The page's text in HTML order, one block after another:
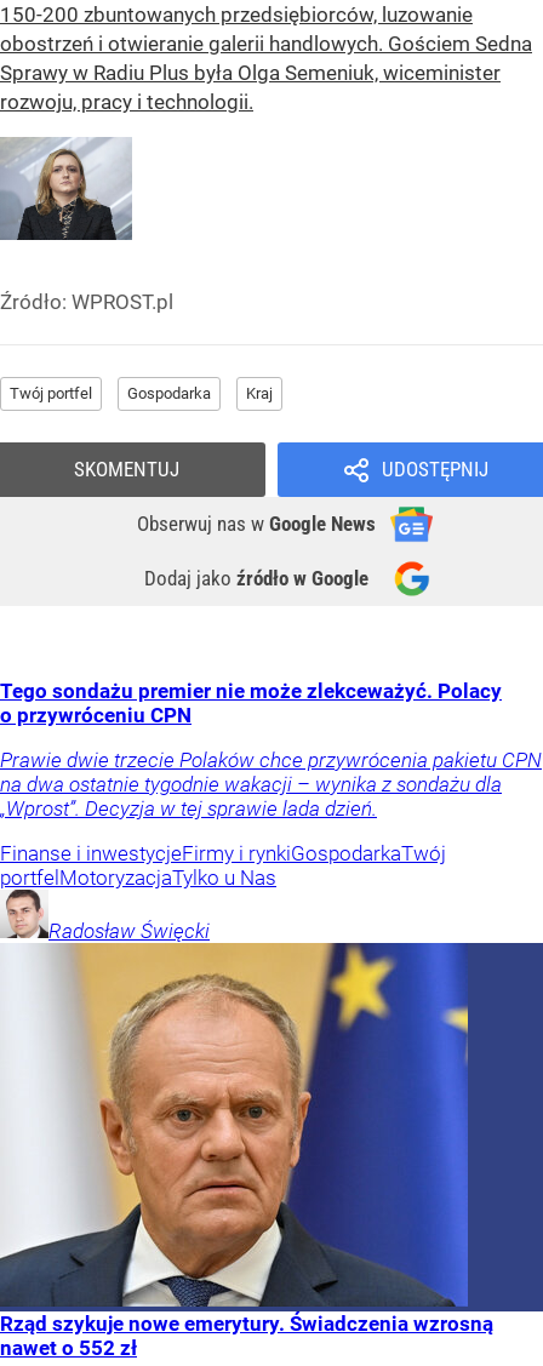
150-200 zbuntowanych przedsiębiorców, luzowanie
obostrzeń i otwieranie galerii handlowych. Gościem Sedna
Sprawy w Radiu Plus była Olga Semeniuk, wiceminister
rozwoju, pracy i technologii.
Źródło: WPROST.pl
Twój portfel Gospodarka Kraj
UDOSTĘPNIJ
Obserwuj nas w Google News
Dodaj jako źródło w Google
SKOMENTUJ
Tego sondażu premier nie może zlekceważyć. Polacy
o przywróceniu CPN
Prawie dwie trzecie Polaków chce przywrócenia pakietu CPN
na dwa ostatnie tygodnie wakacji – wynika z sondażu dla
„Wprost”. Decyzja w tej sprawie lada dzień.
Finanse i inwestycjeFirmy i rynkiGospodarkaTwój
portfelMotoryzacjaTylko u Nas
Radosław Święcki
Rząd szykuje nowe emerytury. Świadczenia wzrosną
nawet o 552 zł